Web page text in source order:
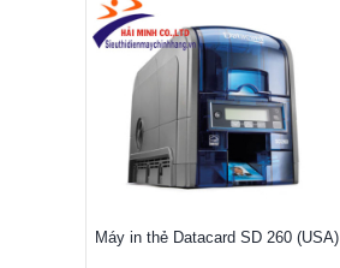
Máy in thẻ Datacard SD 260 (USA)